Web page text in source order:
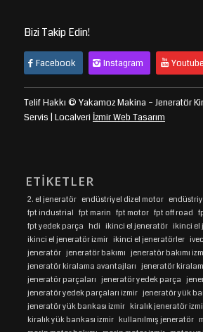
Bizi Takip Edin!
Facebook Instagram Youtube
Telif Hakkı © Yakamoz Makina – Jeneratör
Servis | Localveri İzmir Web Tasarım
ETIKETLER
2. el jeneratör endüstriyel dizel motor
fpt industrial fpt marin fpt motor fpt off road
fpt yedek parça hdi ikinci el jeneratör ikinci el
ikinci el jeneratör izmir ikinci el jeneratörler
jeneratör jeneratör bakımı jeneratör bakımı
jeneratör kiralama avantajları jeneratör
jeneratör parçaları jeneratör yedek parça
jeneratör yedek parçaları izmir jeneratör yük
jeneratör yük bankası izmir kiralık jeneratör
kiralık yük bankası izmir kullanılmış jeneratör